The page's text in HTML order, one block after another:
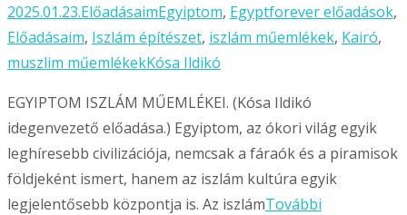
2025.01.23.ElőadásaimEgyiptom, Egyptforever előadások,
Előadásaim, Iszlám építészet, iszlám műemlékek, Kairó,
muszlim műemlékekKósa Ildikó
EGYIPTOM ISZLÁM MŰEMLÉKEI. (Kósa Ildikó
idegenvezető előadása.) Egyiptom, az ókori világ egyik
leghíresebb civilizációja, nemcsak a fáraók és a piramisok
földjeként ismert, hanem az iszlám kultúra egyik
legjelentősebb központja is. Az iszlámTovábbi